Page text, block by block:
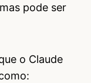
pode ser
o Claude